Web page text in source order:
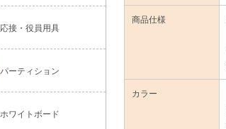
商品仕様
カラー
応接・役員用具
パーティション
ホワイトボード